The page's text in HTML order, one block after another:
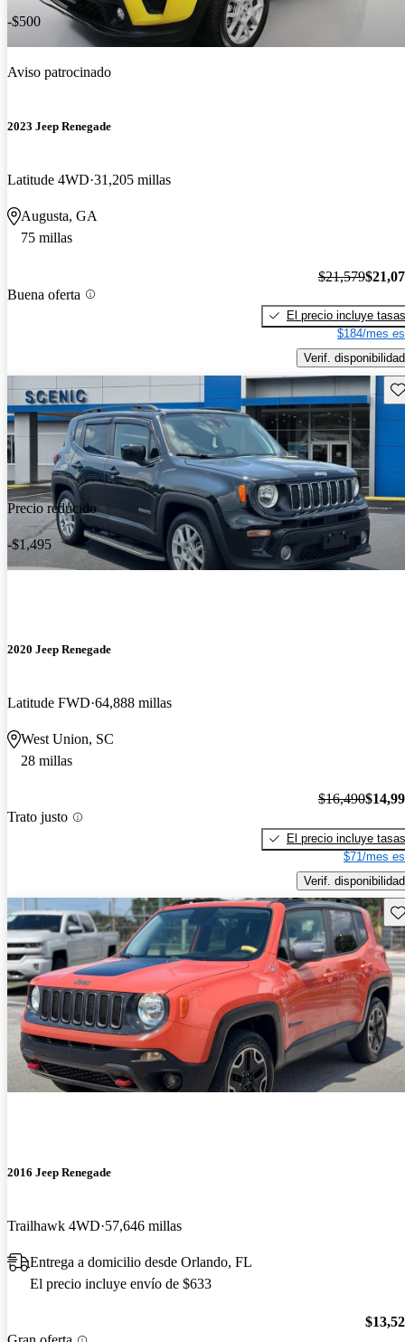
-$500
Aviso patrocinado
2023 Jeep Renegade
Latitude 4WD 31,205 millas
Augusta, GA
75 millas
Buena oferta
$21,579
El precio incluye tasas
$184/mes
Verif. disponibilidad
Precio reducido
-$1,495
2020 Jeep Renegade
Latitude FWD 64,888 millas
West Union, SC
28 millas
Trato justo
$16,490
El precio incluye tasas
$71/mes
Verif. disponibilidad
2016 Jeep Renegade
Trailhawk 4WD 57,646 millas
Entrega a domicilio desde Orlando, FL
El precio incluye envío de $633